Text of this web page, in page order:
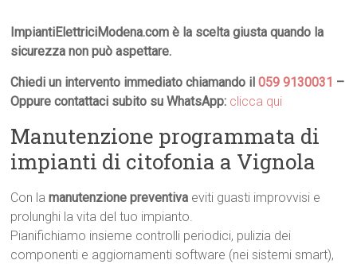
ImpiantiElettriciModena.com è la scelta giusta quando la
sicurezza non può aspettare.
Chiedi un intervento immediato chiamando il059 9130031 –
Oppure contattaci subito su WhatsApp: clicca qui
Manutenzione programmata di
impianti di citofonia a Vignola
Con lamanutenzione preventiva eviti guasti improvvisi e
prolunghi la vita del tuo impianto.
Pianifichiamo insieme controlli periodici, pulizia dei
componenti e aggiornamenti software (nei sistemi smart),